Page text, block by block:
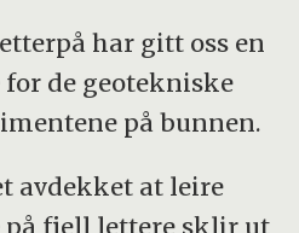
har gitt oss en
de geotekniske
på bunnen.
avdekket at leire
fjell lettere sklir ut